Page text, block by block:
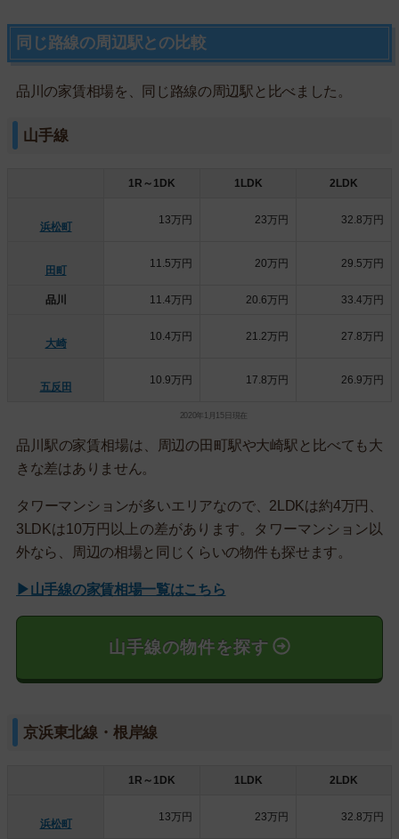
同じ路線の周辺駅との比較
品川の家賃相場を、同じ路線の周辺駅と比べました。
山手線
1R～1DK 1LDK 2LDK
浜松町
13万円 23万円 32.8万円
田町
11.5万円 20万円 29.5万円
品川 11.4万円 20.6万円 33.4万円
大崎
10.4万円 21.2万円 27.8万円
五反田
10.9万円 17.8万円 26.9万円
2020年1月15日現在
品川駅の家賃相場は、周辺の田町駅や大崎駅と比べても大
きな差はありません。
タワーマンションが多いエリアなので、2LDKは約4万円、
3LDKは10万円以上の差があります。タワーマンション以
外なら、周辺の相場と同じくらいの物件も探せます。
▶山手線の家賃相場一覧はこちら
山手線の物件を探す
京浜東北線・根岸線
1R～1DK 1LDK 2LDK
浜松町
13万円 23万円 32.8万円